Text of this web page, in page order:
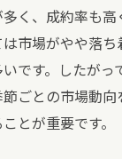
く、成約率も高
市場がやや落ち
です。したがっ
ごとの市場動向
とが重要です。